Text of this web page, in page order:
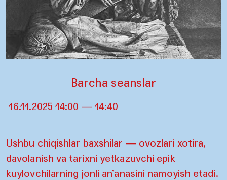
Barcha seanslar
16.11.2025 14:00 — 14:40
Ushbu chiqishlar baxshilar — ovozlari xotira,
davolanish va tarixni yetkazuvchi epik
kuylovchilarning jonli an’anasini namoyish etadi.